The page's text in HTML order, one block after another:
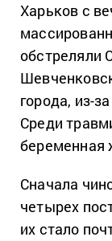
Харьков с
обстреляли
города, из-
Среди
беременная
Сначала
четырех
их стало